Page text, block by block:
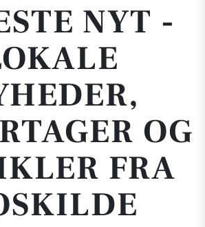
NYT -
OG
FRA